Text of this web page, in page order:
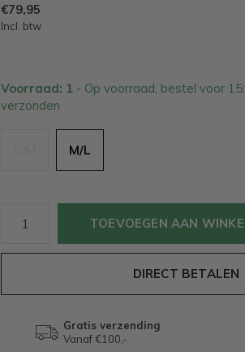
€79,95
Incl. btw
Voorraad: 1 - Op voorraad, bestel voor
verzonden
M/L
TOEVOEGEN AAN
DIRECT BETALEN
Gratis verzending
Vanaf €100,-